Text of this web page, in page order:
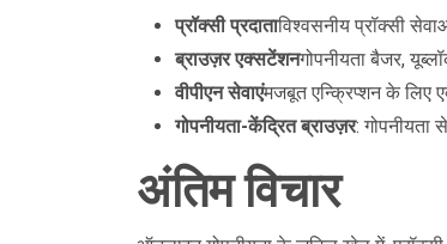
प्रॉक्सी प्रदाताविश्वसनीय प्रॉक्सी
ब्राउज़र एक्सटेंशनगोपनीयता बैजर,
वीपीएन सेवाएंमजबूत एन्क्रिप्शन के लिए
गोपनीयता-केंद्रित ब्राउज़र: गोपनीयता
अंतिम विचार